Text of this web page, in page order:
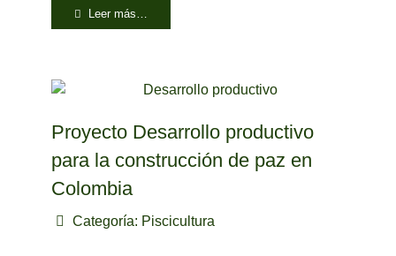
Leer más…
Proyecto Desarrollo productivo
para la construcción de paz en
Colombia
Categoría: Piscicultura